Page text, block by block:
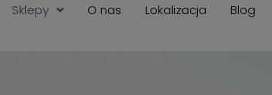
Sklepy O nas Lokalizacja Blog